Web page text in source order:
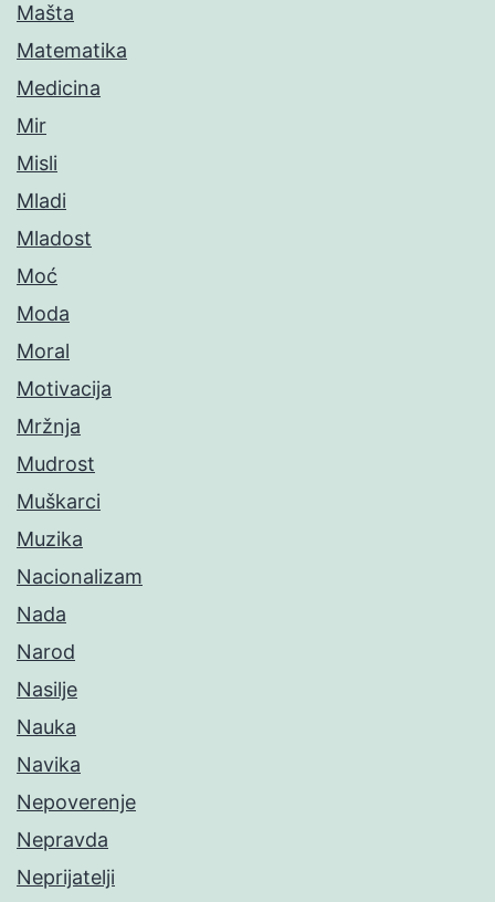
Mašta
Matematika
Medicina
Mir
Misli
Mladi
Mladost
Moć
Moda
Moral
Motivacija
Mržnja
Mudrost
Muškarci
Muzika
Nacionalizam
Nada
Narod
Nasilje
Nauka
Navika
Nepoverenje
Nepravda
Neprijatelji